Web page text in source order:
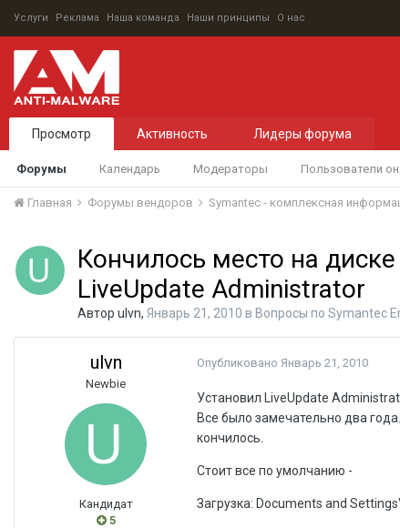
Услуги Реклама Наша команда Наши принципы О нас
Просмотр
Форумы Календарь Модераторы Пользователи
Активность Лидеры форума
Главная Форумы вендоров Symantec - комплексная
Кончилось место на диске
LiveUpdate Administrator
Автор ulvn, Январь 21, 2010 в Вопросы по Symantec
ulvn
Newbie
Кандидат
5
Опубликовано Январь 21, 2010
Установил LiveUpdate
Все было замечательно два
кончилось.
Стоит все по умолчанию -
Загрузка: Documents and